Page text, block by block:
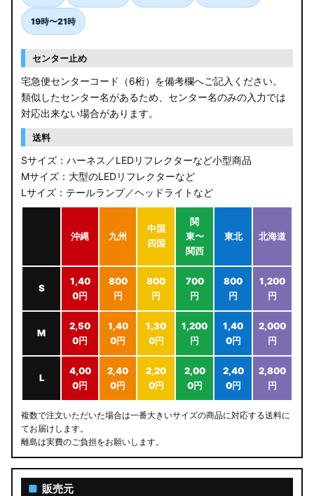
19時〜21時
センター止め
宅急便センターコード（6桁）を備考欄へご記入ください。
類似したセンター名があるため、センター名のみの入力では
対応出来ない場合があります。
送料
Sサイズ：ハーネス／LEDリフレクターなど小型商品
Mサイズ：大型のLEDリフレクターなど
Lサイズ：テールランプ／ヘッドライトなど
沖縄 九州
中国
四国
関
東〜
関西
東北 北海道
S
1,40
0円
800
円
800
円
700
円
800
円
1,200
円
M
2,50
0円
1,40
0円
1,30
0円
1,200
円
1,40
0円
2,000
円
L
4,00
0円
2,40
0円
2,20
0円
2,00
0円
2,40
0円
2,800
円
複数で注文いただいた場合は一番大きいサイズの商品に対応する送料に
てお届けします。
離島は実費のご負担をお願いします。
■ 販売元